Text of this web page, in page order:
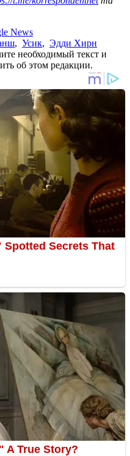
News
, Усик, Эдди Хирн
необходимый текст и
об этом редакции.